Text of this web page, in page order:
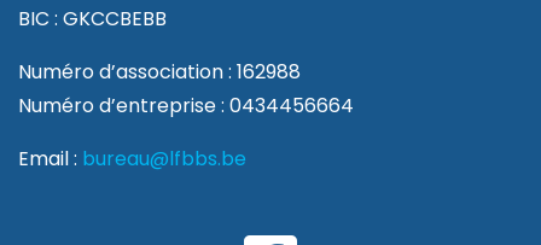
BIC : GKCCBEBB
Numéro d’association : 162988
Numéro d’entreprise : 0434456664
Email : bureau@lfbbs.be